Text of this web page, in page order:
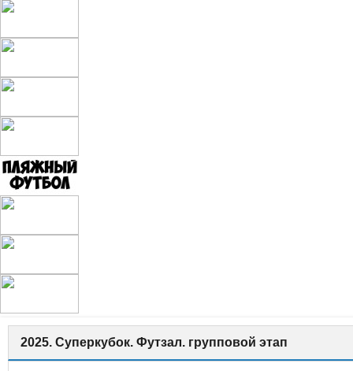
2025. Суперкубок. Футзал. групповой этап